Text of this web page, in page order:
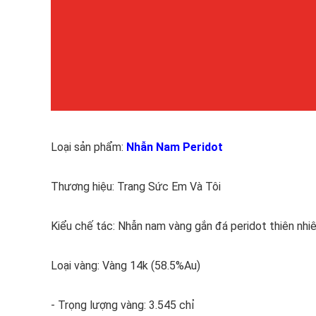
Loại sản phẩm: Nhẫn Nam Peridot
Thương hiệu: Trang Sức Em Và Tôi
Kiểu chế tác: Nhẫn nam vàng gắn đá peridot thiên
Loại vàng: Vàng 14k (58.5%Au)
- Trọng lượng vàng: 3.545 chỉ